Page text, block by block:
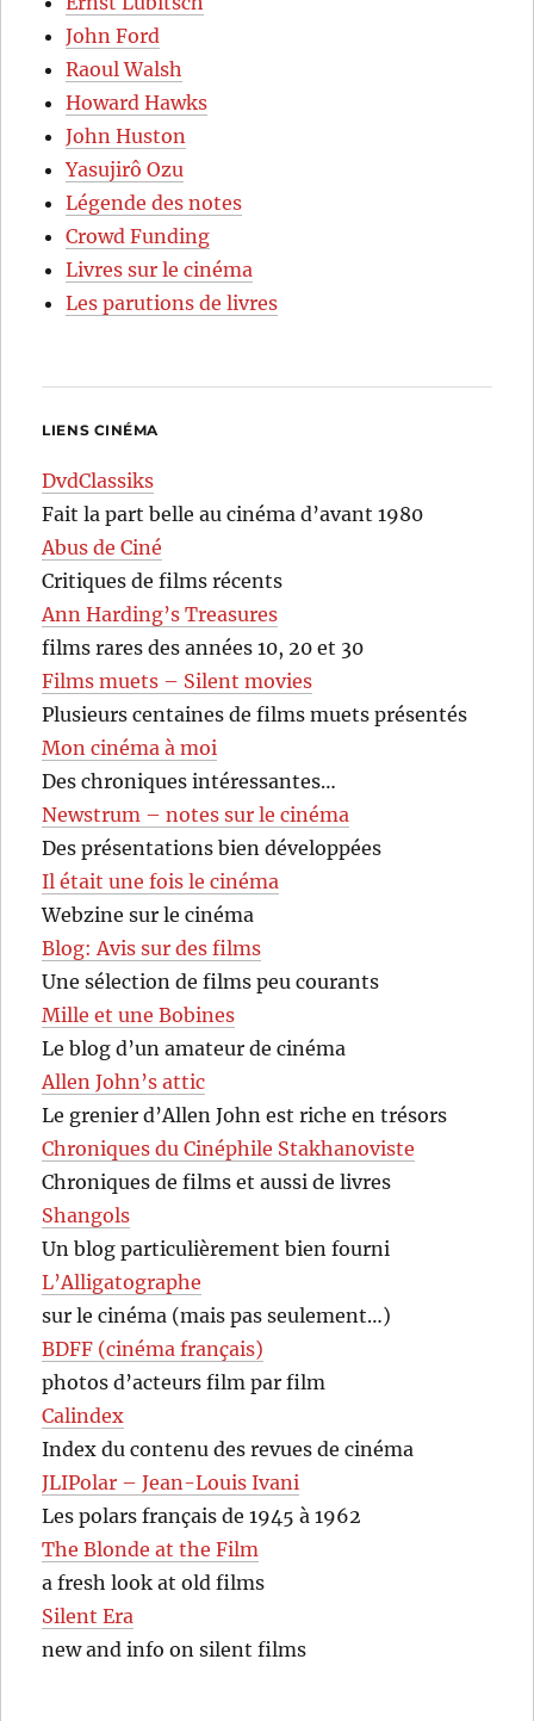
John Ford
Raoul Walsh
Howard Hawks
John Huston
Yasujirô Ozu
Légende des notes
Crowd Funding
Livres sur le cinéma
Les parutions de livres
LIENS CINÉMA
DvdClassiks
Fait la part belle au cinéma d’avant 1980
Abus de Ciné
Critiques de films récents
Ann Harding’s Treasures
films rares des années 10, 20 et 30
Films muets – Silent movies
Plusieurs centaines de films muets présentés
Mon cinéma à moi
Des chroniques intéressantes…
Newstrum – notes sur le cinéma
Des présentations bien développées
Il était une fois le cinéma
Webzine sur le cinéma
Blog: Avis sur des films
Une sélection de films peu courants
Mille et une Bobines
Le blog d’un amateur de cinéma
Allen John’s attic
Le grenier d’Allen John est riche en trésors
Chroniques du Cinéphile Stakhanoviste
Chroniques de films et aussi de livres
Shangols
Un blog particulièrement bien fourni
L’Alligatographe
sur le cinéma (mais pas seulement…)
BDFF (cinéma français)
photos d’acteurs film par film
Calindex
Index du contenu des revues de cinéma
JLIPolar – Jean-Louis Ivani
Les polars français de 1945 à 1962
The Blonde at the Film
a fresh look at old films
Silent Era
new and info on silent films